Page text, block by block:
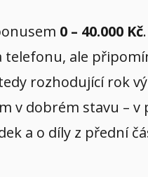
0 – 40.000 Kč
telefonu, ale
rozhodující rok
v dobrém stavu – v
a o díly z přední